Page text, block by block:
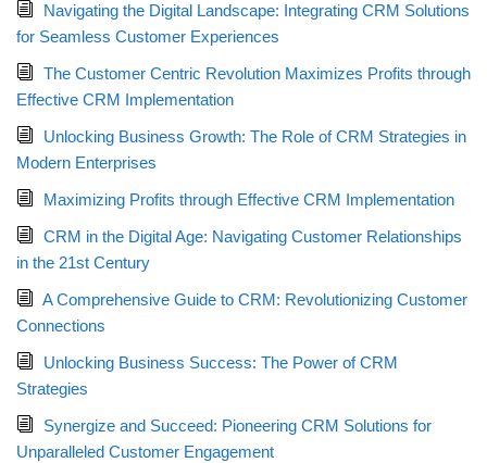
Navigating the Digital Landscape: Integrating CRM Solutions
for Seamless Customer Experiences
The Customer Centric Revolution Maximizes Profits through
Effective CRM Implementation
Unlocking Business Growth: The Role of CRM Strategies in
Modern Enterprises
Maximizing Profits through Effective CRM Implementation
CRM in the Digital Age: Navigating Customer Relationships
in the 21st Century
A Comprehensive Guide to CRM: Revolutionizing Customer
Connections
Unlocking Business Success: The Power of CRM
Strategies
Synergize and Succeed: Pioneering CRM Solutions for
Unparalleled Customer Engagement